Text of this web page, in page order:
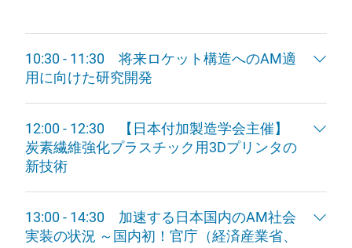
10:30 - 11:30 将来ロケット構造へのAM適
用に向けた研究開発
12:00 - 12:30 【日本付加製造学会主催】
炭素繊維強化プラスチック用3Dプリンタの
新技術
13:00 - 14:30 加速する日本国内のAM社会
実装の状況 ～国内初！官庁（経済産業省、